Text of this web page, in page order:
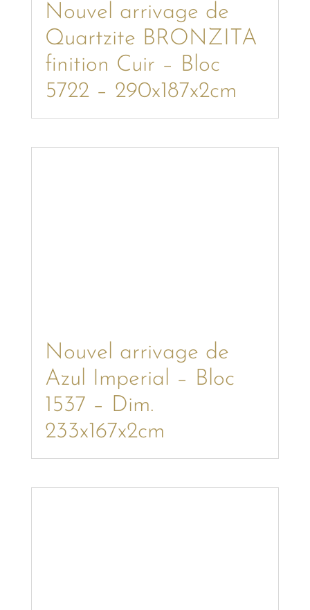
Nouvel arrivage de
Quartzite BRONZITA
finition Cuir – Bloc
5722 – 290x187x2cm
Nouvel arrivage de
Azul Imperial – Bloc
1537 – Dim.
233x167x2cm